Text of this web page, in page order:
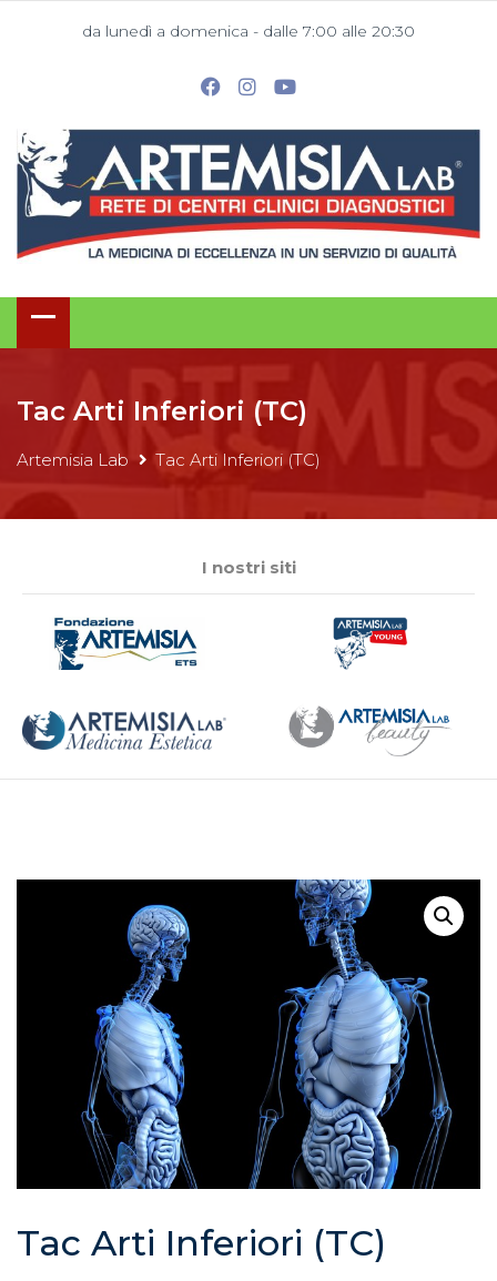
da lunedì a domenica - dalle 7:00 alle 20:30
Tac Arti Inferiori (TC)
Artemisia Lab Tac Arti Inferiori (TC)
I nostri siti
Tac Arti Inferiori (TC)